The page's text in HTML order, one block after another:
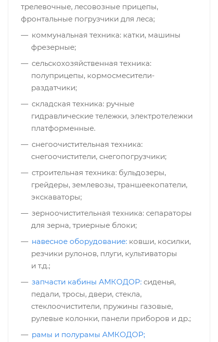
трелевочные, лесовозные прицепы,
фронтальные погрузчики для леса;
коммунальная техника: катки, машины
фрезерные;
сельскохозяйственная техника:
полуприцепы, кормосмесители-
раздатчики;
складская техника: ручные
гидравлические тележки, электротележки
платформенные.
снегоочистительная техника:
снегоочистители, снегопогрузчики;
строительная техника: бульдозеры,
грейдеры, землевозы, траншеекопатели,
экскаваторы;
зерноочистительная техника: сепараторы
для зерна, триерные блоки;
навесное оборудование:ковши, косилки,
резчики рулонов, плуги, культиваторы
и т.д.;
запчасти кабины АМКОДОР:сиденья,
педали, тросы, двери, стекла,
стеклоочистители, пружины газовые,
рулевые колонки, панели приборов и др.;
рамы и полурамы АМКОДОР;